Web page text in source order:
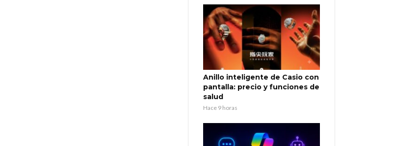
Anillo inteligente de Casio con
pantalla: precio y funciones de
salud
Hace 9 horas